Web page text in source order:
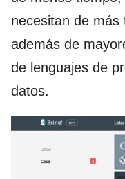
necesitan de más
además de
de lenguajes de
datos.